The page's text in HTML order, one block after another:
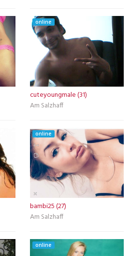
online
cuteyoungmale (31)
Am Salzhaff
online
bambi25 (27)
Am Salzhaff
online